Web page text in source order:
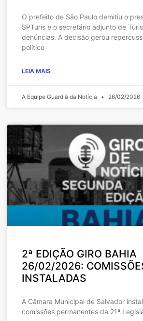
O prefeito de São Paulo demitiu o
SPTuris e o secretário adjunto de
denúncias. A decisão gerou
político
LEIA MAIS
A Equipe Guardiã da Notícia 26/02/2026
2ª EDIÇÃO GIRO BAHIA
26/02/2026:
INSTALADAS
A Câmara Municipal de Salvador
comissões permanentes da 21ª